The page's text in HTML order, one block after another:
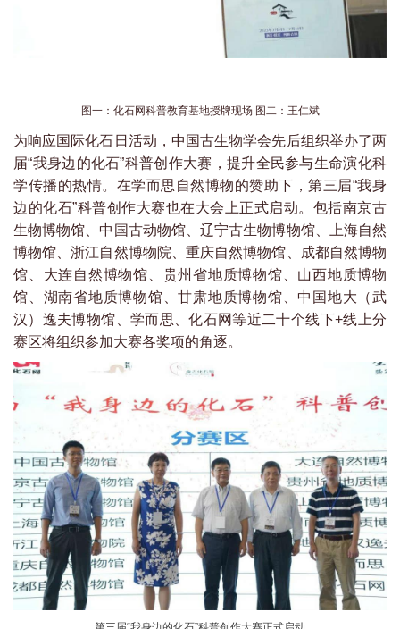
图一：化石网科普教育基地授牌现场 图二：王仁斌
为响应国际化石日活动，中国古生物学会先后组织举办了两
届“我身边的化石”科普创作大赛，提升全民参与生命演化科
学传播的热情。在学而思自然博物的赞助下，第三届“我身
边的化石”科普创作大赛也在大会上正式启动。包括南京古
生物博物馆、中国古动物馆、辽宁古生物博物馆、上海自然
博物馆、浙江自然博物院、重庆自然博物馆、成都自然博物
馆、大连自然博物馆、贵州省地质博物馆、山西地质博物
馆、湖南省地质博物馆、甘肃地质博物馆、中国地大（武
汉）逸夫博物馆、学而思、化石网等近二十个线下+线上分
赛区将组织参加大赛各奖项的角逐。